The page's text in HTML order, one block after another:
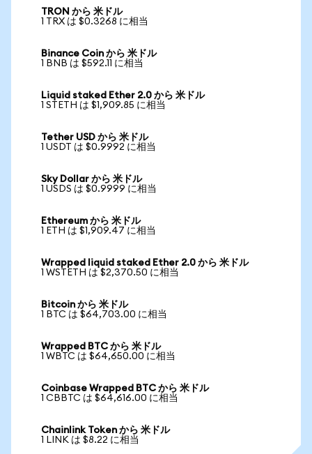
TRON から 米ドル
1 TRX は $0.3268 に相当
Binance Coin から 米ドル
1 BNB は $592.11 に相当
Liquid staked Ether 2.0 から 米ドル
1 STETH は $1,909.85 に相当
Tether USD から 米ドル
1 USDT は $0.9992 に相当
Sky Dollar から 米ドル
1 USDS は $0.9999 に相当
Ethereum から 米ドル
1 ETH は $1,909.47 に相当
Wrapped liquid staked Ether 2.0 から 米ドル
1 WSTETH は $2,370.50 に相当
Bitcoin から 米ドル
1 BTC は $64,703.00 に相当
Wrapped BTC から 米ドル
1 WBTC は $64,650.00 に相当
Coinbase Wrapped BTC から 米ドル
1 CBBTC は $64,616.00 に相当
Chainlink Token から 米ドル
1 LINK は $8.22 に相当